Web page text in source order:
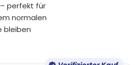
perfekt für
normalen
bleiben